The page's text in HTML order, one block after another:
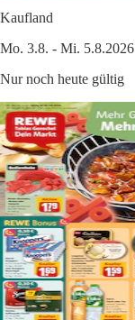
Kaufland
Mo. 3.8. - Mi. 5.8.2026
Nur noch heute gültig